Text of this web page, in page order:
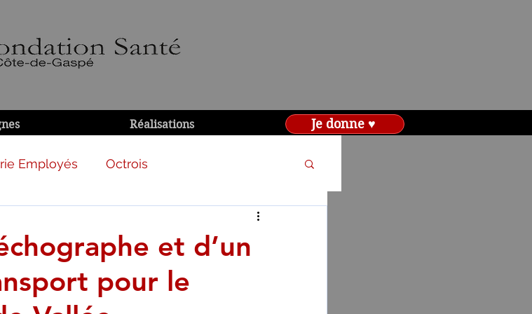
Réalisations Je donne ♥
Employés Octrois
et d’un
pour le